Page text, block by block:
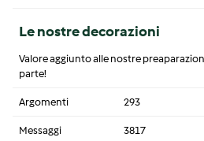
Le nostre decorazioni
Valore aggiunto alle nostre
parte!
Argomenti 293
Messaggi 3817